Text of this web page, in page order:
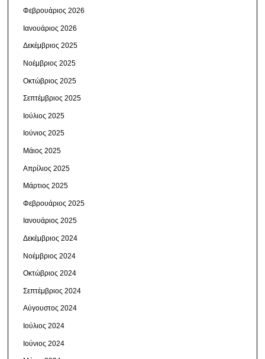
Φεβρουάριος 2026
Ιανουάριος 2026
Δεκέμβριος 2025
Νοέμβριος 2025
Οκτώβριος 2025
Σεπτέμβριος 2025
Ιούλιος 2025
Ιούνιος 2025
Μάιος 2025
Απρίλιος 2025
Μάρτιος 2025
Φεβρουάριος 2025
Ιανουάριος 2025
Δεκέμβριος 2024
Νοέμβριος 2024
Οκτώβριος 2024
Σεπτέμβριος 2024
Αύγουστος 2024
Ιούλιος 2024
Ιούνιος 2024